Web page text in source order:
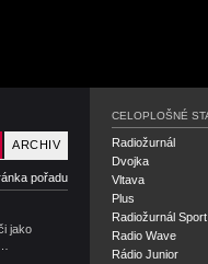
rozhlas Ostrava
ARCHIV
pořadu
jako
CELOPLOŠNÉ
Radiožurnál
Dvojka
Vltava
Plus
Radiožurnál Sport
Radio Wave
Rádio Junior